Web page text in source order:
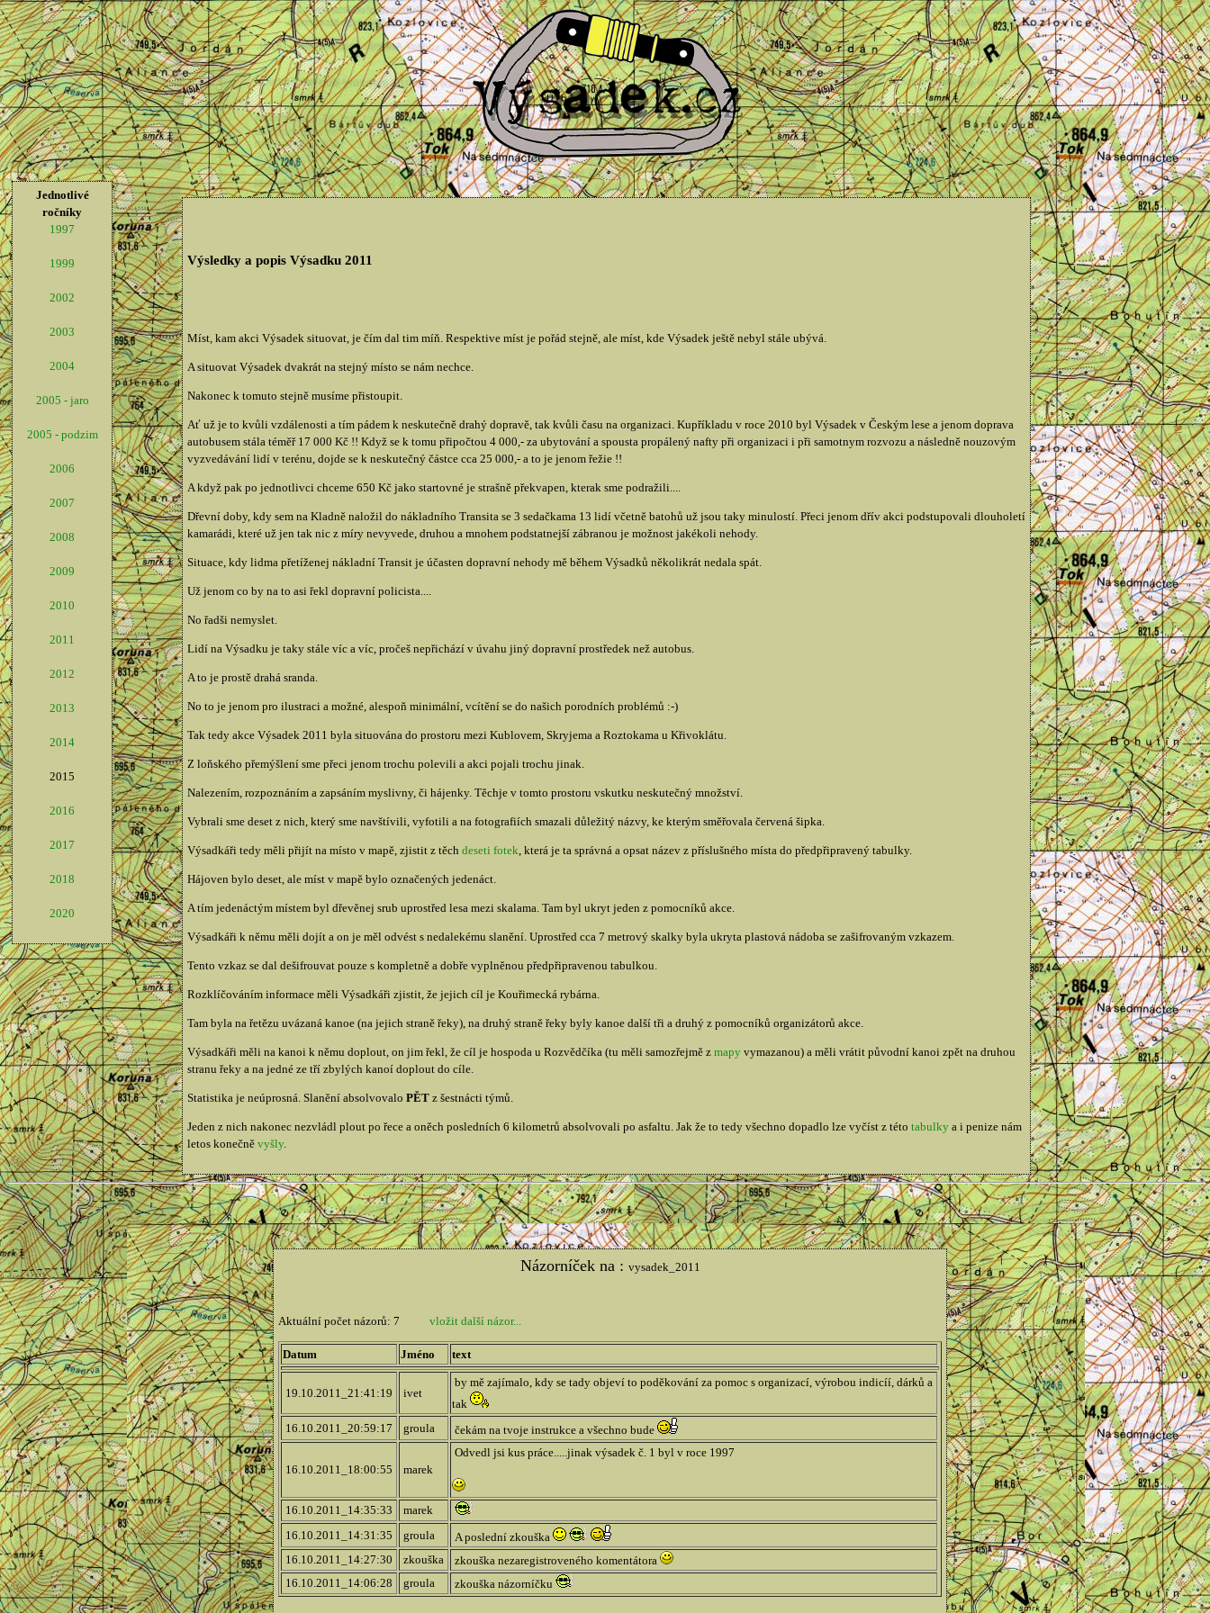
Jednotlivé
ročníky
1997
1999
2002
2003
2004
2005 - jaro
2005 - podzim
2006
2007
2008
2009
2010
2011
2012
2013
2014
2015
2016
2017
2018
2020
Výsledky a popis Výsadku 2011
Míst, kam akci Výsadek situovat, je čím dal tim míň. Respektive míst je pořád stejně, ale míst, kde Výsadek ještě nebyl stále ubývá.
A situovat Výsadek dvakrát na stejný místo se nám nechce.
Nakonec k tomuto stejně musíme přistoupit.
Ať už je to kvůli vzdálenosti a tím pádem k neskutečně drahý dopravě, tak kvůli času na organizaci. Kupříkladu v roce 2010 byl Výsadek v Českým lese a jenom doprava
autobusem stála téměř 17 000 Kč !! Když se k tomu připočtou 4 000,- za ubytování a spousta propálený nafty při organizaci i při samotnym rozvozu a následně nouzovým
vyzvedávání lidí v terénu, dojde se k neskutečný částce cca 25 000,- a to je jenom řežie !!
A když pak po jednotlivci chceme 650 Kč jako startovné je strašně překvapen, kterak sme podražili....
Dřevní doby, kdy sem na Kladně naložil do nákladního Transita se 3 sedačkama 13 lidí včetně batohů už jsou taky minulostí. Přeci jenom dřív akci podstupovali dlouholetí
kamarádi, které už jen tak nic z míry nevyvede, druhou a mnohem podstatnejší zábranou je možnost jakékoli nehody.
Situace, kdy lidma přetíženej nákladní Transit je účasten dopravní nehody mě během Výsadků několikrát nedala spát.
Už jenom co by na to asi řekl dopravní policista....
No řadši nemyslet.
Lidí na Výsadku je taky stále víc a víc, pročeš nepřichází v úvahu jiný dopravní prostředek než autobus.
A to je prostě drahá sranda.
No to je jenom pro ilustraci a možné, alespoň minimální, vcítění se do našich porodních problémů :-)
Tak tedy akce Výsadek 2011 byla situována do prostoru mezi Kublovem, Skryjema a Roztokama u Křivoklátu.
Z loňského přemýšlení sme přeci jenom trochu polevili a akci pojali trochu jinak.
Nalezením, rozpoznáním a zapsáním myslivny, či hájenky. Těchje v tomto prostoru vskutku neskutečný množství.
Vybrali sme deset z nich, který sme navštívili, vyfotili a na fotografiích smazali důležitý názvy, ke kterým směřovala červená šipka.
Výsadkáři tedy měli přijít na místo v mapě, zjistit z těch deseti fotek, která je ta správná a opsat název z příslušného místa do předpřipravený tabulky.
Hájoven bylo deset, ale míst v mapě bylo označených jedenáct.
A tím jedenáctým místem byl dřevěnej srub uprostřed lesa mezi skalama. Tam byl ukryt jeden z pomocníků akce.
Výsadkáři k němu měli dojít a on je měl odvést s nedalekému slanění. Uprostřed cca 7 metrový skalky byla ukryta plastová nádoba se zašifrovaným vzkazem.
Tento vzkaz se dal dešifrouvat pouze s kompletně a dobře vyplněnou předpřipravenou tabulkou.
Rozklíčováním informace měli Výsadkáři zjistit, že jejich cíl je Kouřimecká rybárna.
Tam byla na řetězu uvázaná kanoe (na jejich straně řeky), na druhý straně řeky byly kanoe další tři a druhý z pomocníků organizátorů akce.
Výsadkáři měli na kanoi k němu doplout, on jim řekl, že cíl je hospoda u Rozvědčíka (tu měli samozřejmě z mapyvymazanou) a měli vrátit původní kanoi zpět na druhou
stranu řeky a na jedné ze tří zbylých kanoí doplout do cíle.
Statistika je neúprosná. Slanění absolvovalo PĚTz šestnácti týmů.
Jeden z nich nakonec nezvládl plout po řece a oněch posledních 6 kilometrů absolvovali po asfaltu. Jak že to tedy všechno dopadlo lze vyčíst z této tabulkya i penize nám
letos konečně vyšly.